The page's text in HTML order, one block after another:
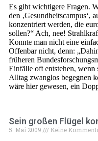
Es gibt wichtigere Fragen.
den ‚Gesundheitscampus‘,
konzentriert werden, die
sollen?“ Ach, nee!
Konnte man nicht eine
Offenbar nicht, denn:
früheren
Einfälle oft entstehen,
Alltag zwanglos begegnen
wäre hier gewesen, ein
Sein großen Flügel
5. Mai 2009 Keine